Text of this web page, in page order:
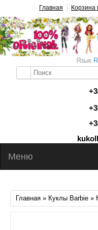
Главная Корзина
Язык
Меню
Главная » Куклы Barbie »